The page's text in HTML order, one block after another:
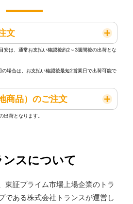
文
安は、通常お支払い確認後約2～3週間後の出荷とな
場合は、お支払い確認後最短2営業日で出荷可能で
商品）のご注文
出荷となります。
スについて
東証プライム市場上場企業のトラ
である株式会社トランスが運営し